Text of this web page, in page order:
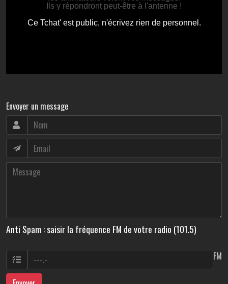
Envoyer un message
Anti Spam : saisir la fréquence FM de votre radio (101.5)
FM